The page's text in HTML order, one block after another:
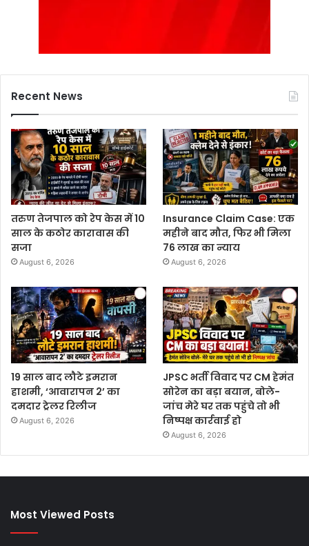
Recent News
तरुण तेजपाल को रेप केस में 10
साल के कठोर कारावास की
सजा
August 6, 2026
Insurance Claim Case: एक
महीने बाद मौत, फिर भी मिला
76 लाख का न्याय
August 6, 2026
19 साल बाद लौटे इमरान
हाशमी, ‘आवारापन 2’ का
दमदार ट्रेलर रिलीज
August 6, 2026
JPSC भर्ती विवाद पर CM हेमंत
सोरेन का बड़ा बयान, बोले-
जांच मेरे घर तक पहुंचे तो भी
निष्पक्ष कार्रवाई हो
August 6, 2026
Most Viewed Posts